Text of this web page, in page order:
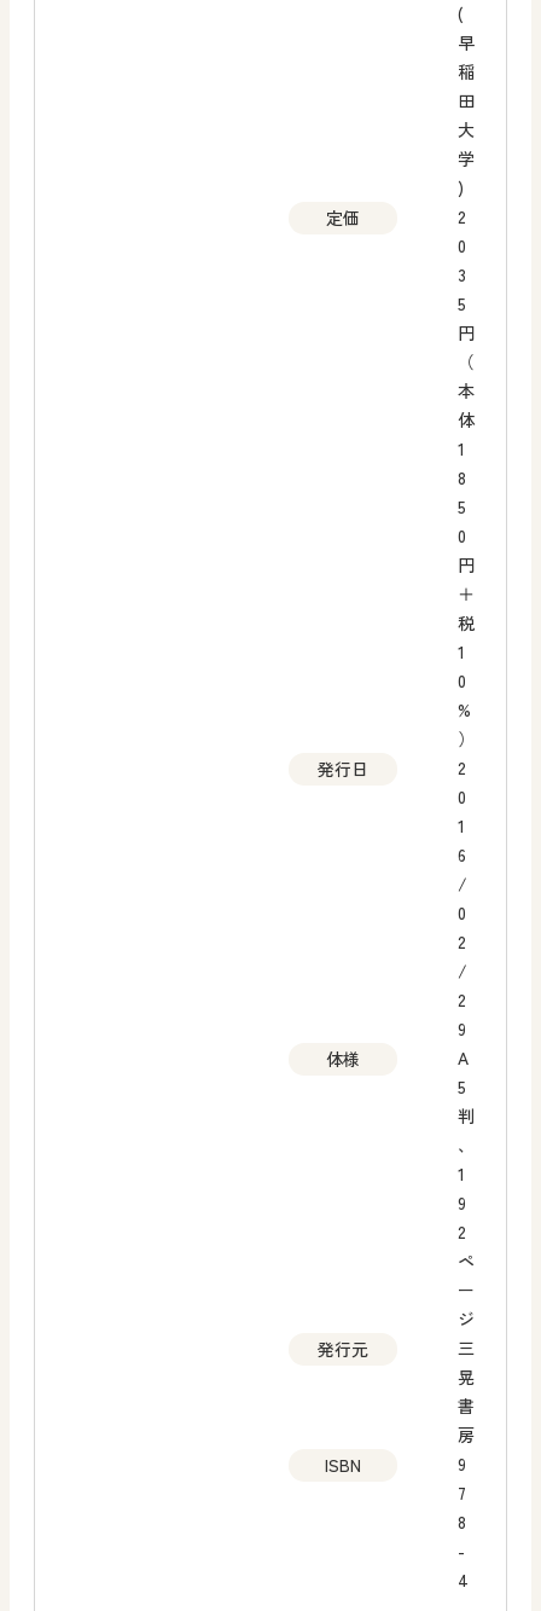
(
早
稲
田
大
学
)
定価
2
0
3
5
円
（
本
体
1
8
5
0
円
＋
税
1
0
%
）
発行日
2
0
1
6
/
0
2
/
2
9
体様
A
5
判
、
1
9
2
ペ
ー
ジ
発行元
三
晃
書
房
ISBN
9
7
8
-
4